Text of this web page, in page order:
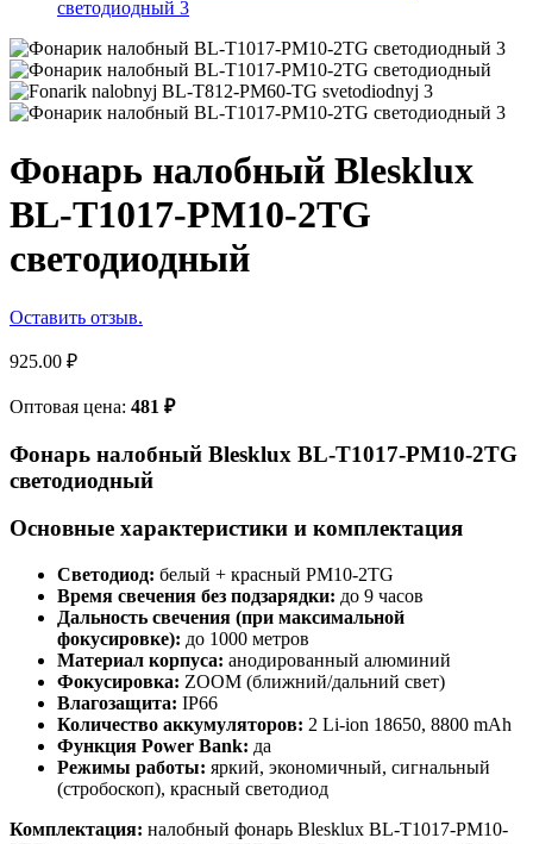
Фонарь налобный Blesklux
BL-T1017-PM10-2TG
светодиодный
Оставить отзыв.
925.00 ₽
Оптовая цена: 481 ₽
Фонарь налобный Blesklux BL-T1017-PM10-2TG
светодиодный
Основные характеристики и комплектация
Светодиод: белый + красный PM10-2TG
Время свечения без подзарядки: до 9 часов
Дальность свечения (при максимальной
фокусировке): до 1000 метров
Материал корпуса: анодированный алюминий
Фокусировка: ZOOM (ближний/дальний свет)
Влагозащита: IP66
Количество аккумуляторов: 2 Li-ion 18650, 8800 mAh
Функция Power Bank: да
Режимы работы: яркий, экономичный, сигнальный
(стробоскоп), красный светодиод
Комплектация: налобный фонарь Blesklux BL-T1017-PM10-